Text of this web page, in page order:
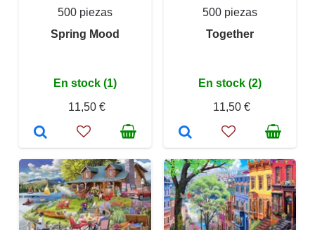
500 piezas
Spring Mood
En stock (1)
11,50 €
500 piezas
Together
En stock (2)
11,50 €